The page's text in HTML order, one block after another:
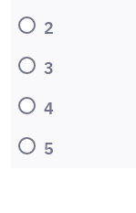
2
3
4
5